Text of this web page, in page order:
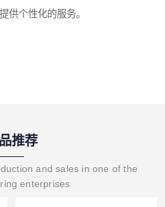
供个性化的服务。
推荐
and sales in one of the
enterprises